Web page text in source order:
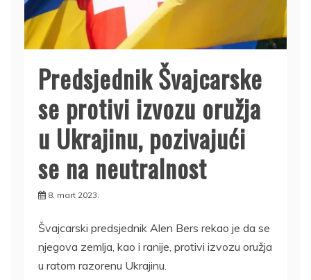
Predsjednik Švajcarske
se protivi izvozu oružja
u Ukrajinu, pozivajući
se na neutralnost
8. mart 2023.
Švajcarski predsjednik Alen Bers rekao je da se
njegova zemlja, kao i ranije, protivi izvozu oružja
u ratom razorenu Ukrajinu.